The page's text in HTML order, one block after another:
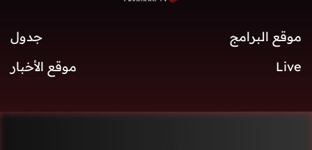
موقع البرامج
جدول
Live
موقع الأخبار